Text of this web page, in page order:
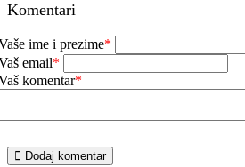
Komentari
ime i prezime*
email*
komentar*
Dodaj komentar